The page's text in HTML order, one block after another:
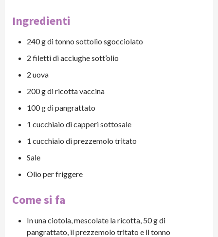
Ingredienti
240 g di tonno sottolio sgocciolato
2 filetti di acciughe sott’olio
2 uova
200 g di ricotta vaccina
100 g di pangrattato
1 cucchiaio di capperi sottosale
1 cucchiaio di prezzemolo tritato
Sale
Olio per friggere
Come si fa
In una ciotola, mescolate la ricotta, 50 g di
pangrattato, il prezzemolo tritato e il tonno